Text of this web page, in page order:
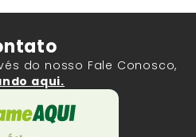
do nosso Fale Conosco,
aqui.